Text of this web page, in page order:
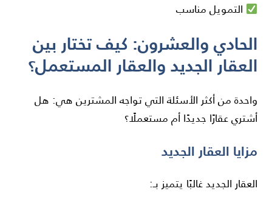
التمويل مناسب
الحادي والعشرون: كيف تختار بين
العقار الجديد والعقار المستعمل؟
واحدة من أكثر الأسئلة التي تواجه المشترين هي: هل
أشتري عقارًا جديدًا أم مستعملًا؟
مزايا العقار الجديد
العقار الجديد غالبًا يتميز بـ: